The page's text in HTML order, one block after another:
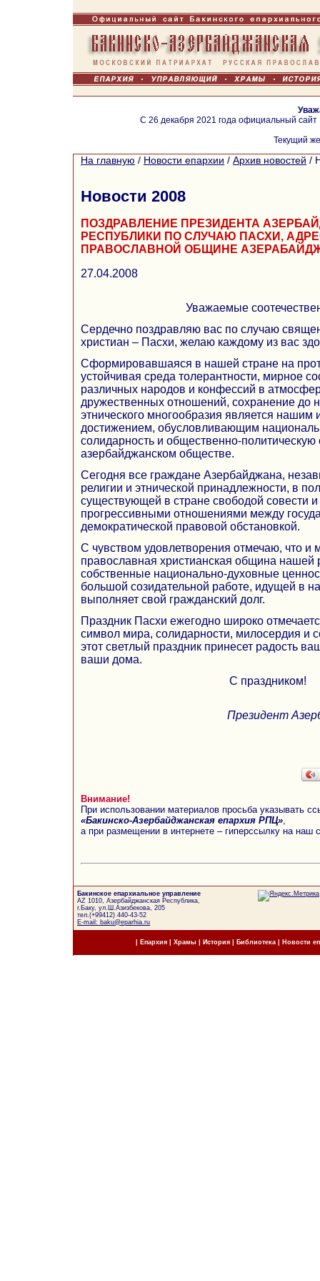
С 26 декабря 2021 года официальный
Текущий
На главную / Новости епархии / Архив новостей /
Новости 2008
ПОЗДРАВЛЕНИЕ ПРЕЗИДЕНТА
РЕСПУБЛИКИ ПО СЛУЧАЮ ПАСХИ,
ПРАВОСЛАВНОЙ ОБЩИНЕ
27.04.2008
Уважаемые
Сердечно поздравляю вас по случаю
христиан – Пасхи, желаю каждому из вас
Сформировавшаяся в нашей стране на
устойчивая среда толерантности, мирное
различных народов и конфессий в
дружественных отношений, сохранение до
этнического многообразия является нашим
достижением, обусловливающим
солидарность и общественно-политическую
азербайджанском обществе.
Сегодня все граждане Азербайджана,
религии и этнической принадлежности, в
существующей в стране свободой совести
прогрессивными отношениями между
демократической правовой обстановкой.
С чувством удовлетворения отмечаю, что и
православная христианская община нашей
собственные национально-духовные
большой созидательной работе, идущей в
выполняет свой гражданский долг.
Праздник Пасхи ежегодно широко
символ мира, солидарности, милосердия и
этот светлый праздник принесет радость
ваши дома.
С праздником!
Президент
Внимание!
При использовании материалов просьба указывать
«Бакинско-Азербайджанская епархия РПЦ»
а при размещении в интернете – гиперссылку на наш
Бакинское епархиальное управление
AZ 1010, Азербайджанская Республика,
г.Баку, ул.Ш.Азизбекова, 205
тел.(+99412) 440-43-52
E-mail: baku@eparhia.ru
Епархия| Храмы История| Библиотека Новости